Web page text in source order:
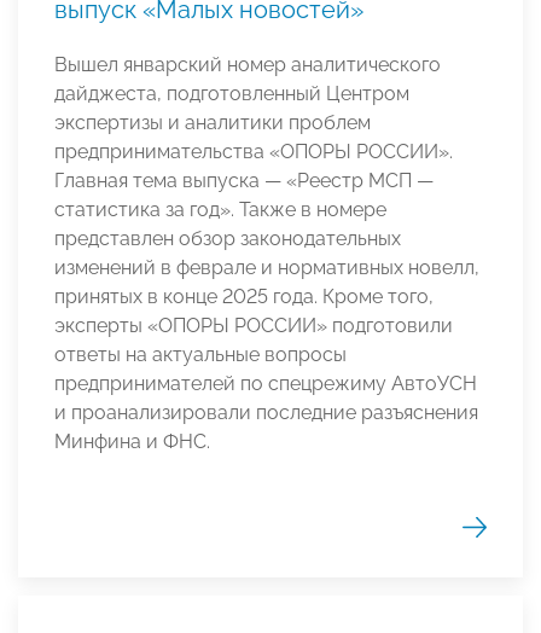
выпуск «Малых новостей»
Вышел январский номер аналитического
дайджеста, подготовленный Центром
экспертизы и аналитики проблем
предпринимательства «ОПОРЫ РОССИИ».
Главная тема выпуска — «Реестр МСП —
статистика за год». Также в номере
представлен обзор законодательных
изменений в феврале и нормативных новелл,
принятых в конце 2025 года. Кроме того,
эксперты «ОПОРЫ РОССИИ» подготовили
ответы на актуальные вопросы
предпринимателей по спецрежиму АвтоУСН
и проанализировали последние разъяснения
Минфина и ФНС.